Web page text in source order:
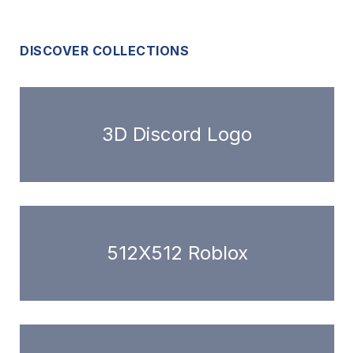
DISCOVER COLLECTIONS
3D Discord Logo
512X512 Roblox